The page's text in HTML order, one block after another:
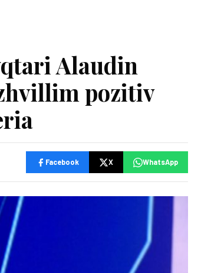
Alaudin
pozitiv
Facebook X WhatsApp